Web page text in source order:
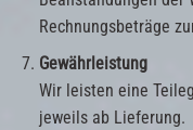
Rechnungsbeträge
Gewährleistung
Wir leisten eine
jeweils ab Lieferung.